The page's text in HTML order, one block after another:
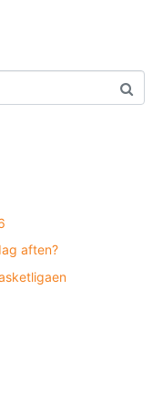
aften?